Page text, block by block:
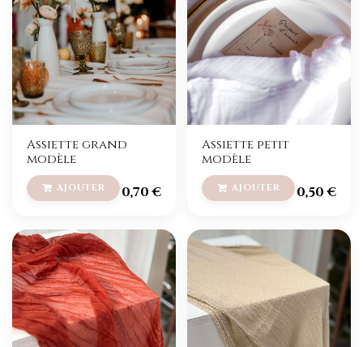
Assiette grand
modèle
0,70€
Assiette petit
modèle
0,50€